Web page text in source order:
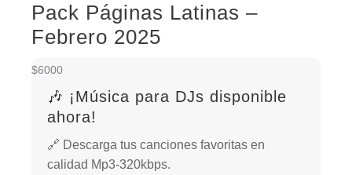
Pack Páginas Latinas –
Febrero 2025
$6000
🎶 ¡Música para DJs disponible
ahora!
🔗 Descarga tus canciones favoritas en
calidad Mp3-320kbps.